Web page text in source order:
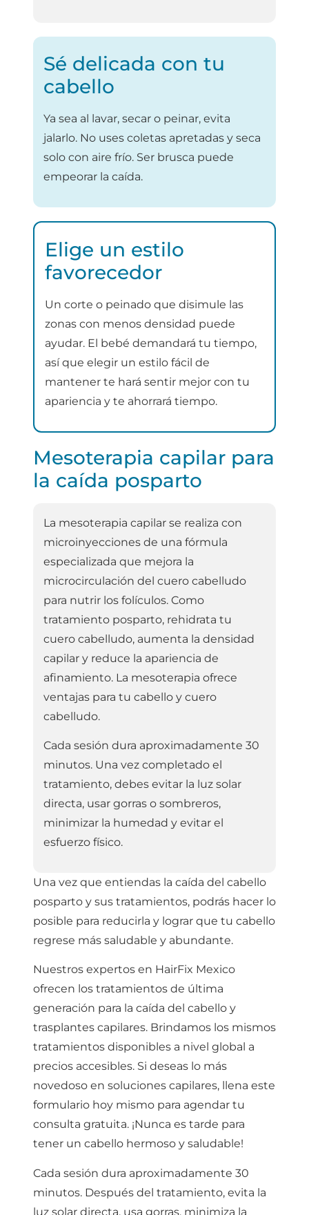
Sé delicada con tu
cabello
Ya sea al lavar, secar o peinar, evita
jalarlo. No uses coletas apretadas y seca
solo con aire frío. Ser brusca puede
empeorar la caída.
Elige un estilo
favorecedor
Un corte o peinado que disimule las
zonas con menos densidad puede
ayudar. El bebé demandará tu tiempo,
así que elegir un estilo fácil de
mantener te hará sentir mejor con tu
apariencia y te ahorrará tiempo.
Mesoterapia capilar para
la caída posparto
La mesoterapia capilar se realiza con
microinyecciones de una fórmula
especializada que mejora la
microcirculación del cuero cabelludo
para nutrir los folículos. Como
tratamiento posparto, rehidrata tu
cuero cabelludo, aumenta la densidad
capilar y reduce la apariencia de
afinamiento. La mesoterapia ofrece
ventajas para tu cabello y cuero
cabelludo.
Cada sesión dura aproximadamente 30
minutos. Una vez completado el
tratamiento, debes evitar la luz solar
directa, usar gorras o sombreros,
minimizar la humedad y evitar el
esfuerzo físico.
Una vez que entiendas la caída del cabello
posparto y sus tratamientos, podrás hacer lo
posible para reducirla y lograr que tu cabello
regrese más saludable y abundante.
Nuestros expertos en HairFix Mexico
ofrecen los tratamientos de última
generación para la caída del cabello y
trasplantes capilares. Brindamos los mismos
tratamientos disponibles a nivel global a
precios accesibles. Si deseas lo más
novedoso en soluciones capilares, llena este
formulario hoy mismo para agendar tu
consulta gratuita. ¡Nunca es tarde para
tener un cabello hermoso y saludable!
Cada sesión dura aproximadamente 30
minutos. Después del tratamiento, evita la
luz solar directa, usa gorras, minimiza la